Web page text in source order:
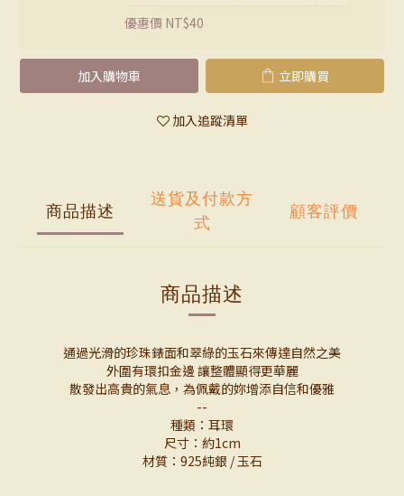
優惠價 NT$40
加入購物車 立即購買
加入追蹤清單
商品描述
送貨及付款方
式
顧客評價
商品描述
通過光滑的珍珠錶面和翠綠的玉石來傳達自然之美
外圍有環扣金邊 讓整體顯得更華麗
散發出高貴的氣息，為佩戴的妳增添自信和優雅
--
種類：耳環
尺寸：約1cm
材質：925純銀 / 玉石